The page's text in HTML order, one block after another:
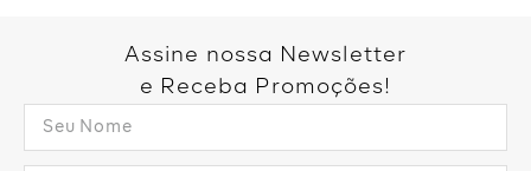
Assine nossa Newsletter
e Receba Promoções!